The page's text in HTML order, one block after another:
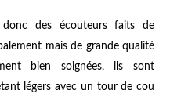
donc des écouteurs faits de
mais de grande qualité
bien soignées, ils sont
légers avec un tour de cou